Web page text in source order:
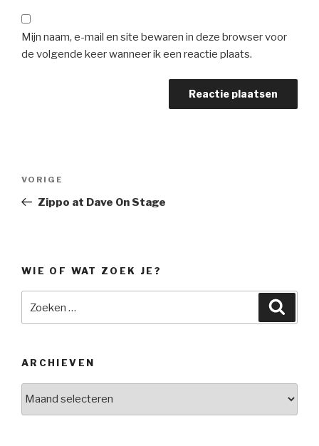
Mijn naam, e-mail en site bewaren in deze browser voor
de volgende keer wanneer ik een reactie plaats.
Vorig
bericht
VORIGE
Zippo at Dave On Stage
WIE OF WAT ZOEK JE?
naar:
ARCHIEVEN